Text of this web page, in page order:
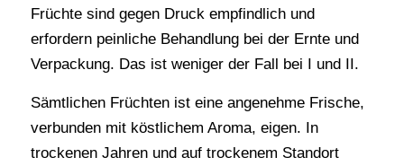
Früchte sind gegen Druck empfindlich und
erfordern peinliche Behandlung bei der Ernte und
Verpackung. Das ist weniger der Fall bei I und II.
Sämtlichen Früchten ist eine angenehme Frische,
verbunden mit köstlichem Aroma, eigen. In
trockenen Jahren und auf trockenem Standort